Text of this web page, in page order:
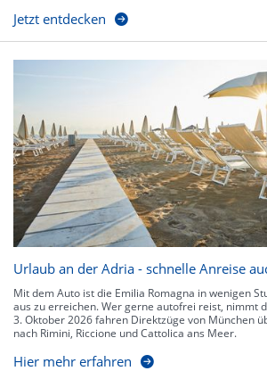
Jetzt entdecken
Urlaub an der Adria - schnelle Anreise
Mit dem Auto ist die Emilia Romagna in wenigen
aus zu erreichen. Wer gerne autofrei reist, nimmt
3. Oktober 2026 fahren Direktzüge von München
nach Rimini, Riccione und Cattolica ans Meer.
Hier mehr erfahren